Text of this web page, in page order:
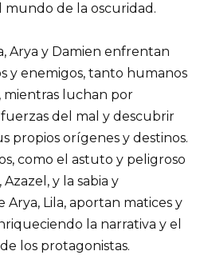
mundo de la oscuridad.
Arya y Damien enfrentan
y enemigos, tanto humanos
mientras luchan por
del mal y descubrir
propios orígenes y destinos.
como el astuto y peligroso
y la sabia y
Arya, Lila, aportan matices y
la narrativa y el
los protagonistas.